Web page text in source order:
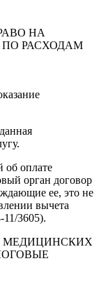
НА
РАСХОДАМ
об оплате
орган договор
ее, это не
вычета
3605).
МЕДИЦИНСКИХ